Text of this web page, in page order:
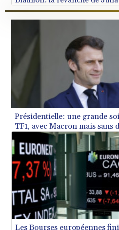
TTD
XAF
XAU
XPF
ZAR
Biathlon: la revanche de Julia
Présidentielle: une grande
TF1, avec Macron mais sans